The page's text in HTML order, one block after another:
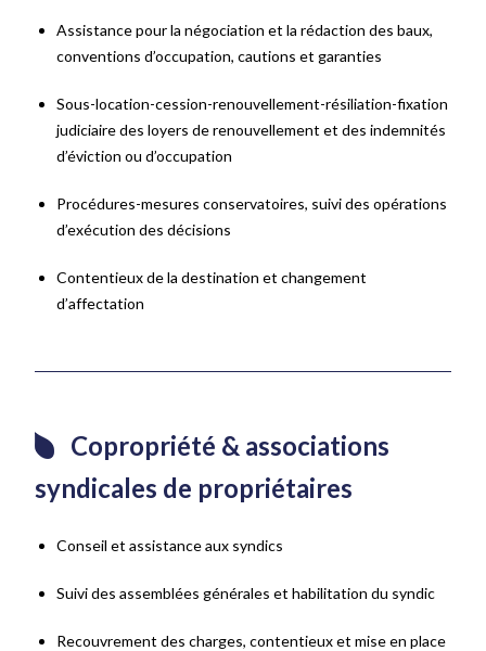
Assistance pour la négociation et la rédaction des baux,
conventions d’occupation, cautions et garanties
Sous-location-cession-renouvellement-résiliation-fixation
judiciaire des loyers de renouvellement et des indemnités
d’éviction ou d’occupation
Procédures-mesures conservatoires, suivi des opérations
d’exécution des décisions
Contentieux de la destination et changement
d’affectation
Copropriété & associations
syndicales de propriétaires
Conseil et assistance aux syndics
Suivi des assemblées générales et habilitation du syndic
Recouvrement des charges, contentieux et mise en place